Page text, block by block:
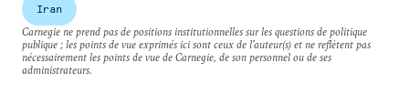
Iran
Carnegie ne prend pas de positions institutionnelles sur les questions de politique
publique ; les points de vue exprimés ici sont ceux de l'auteur(s) et ne reflètent pas
nécessairement les points de vue de Carnegie, de son personnel ou de ses
administrateurs.